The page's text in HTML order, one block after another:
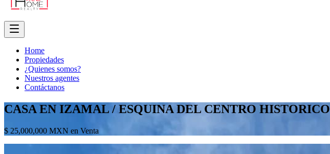
Home
Propiedades
¿Quienes somos?
Nuestros agentes
Contáctanos
CASA EN IZAMAL / ESQUINA DEL CENTRO HISTORICO
$ 25,000,000 MXN en Venta